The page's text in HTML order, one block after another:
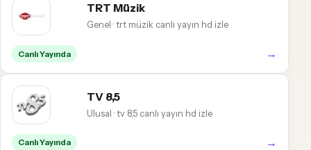
TRT Müzik
Genel · trt müzik canlı yayın hd izle
Canlı Yayında →
TV 8,5
Ulusal · tv 8,5 canlı yayın hd izle
Canlı Yayında →